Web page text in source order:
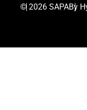
© 2026 SAPABy